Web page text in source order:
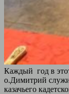
Каждый год в
о.Димитрий
казачьего